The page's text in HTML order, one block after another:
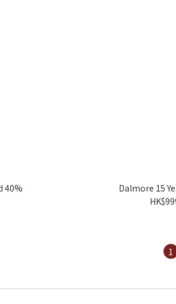
40%
Dalmore 15
1